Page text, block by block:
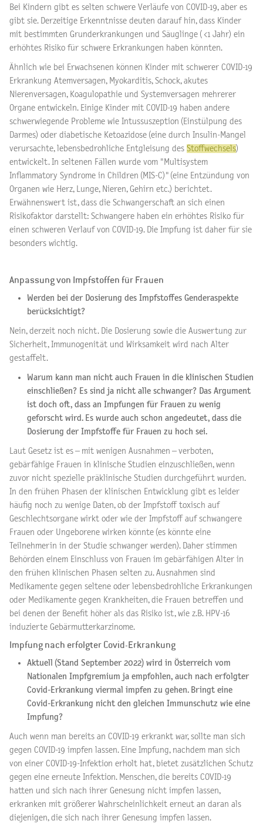
Bei Kindern gibt es selten schwere Verläufe von COVID-19, aber es
gibt sie. Derzeitige Erkenntnisse deuten darauf hin, dass Kinder
mit bestimmten Grunderkrankungen und Säuglinge ( <1 Jahr) ein
erhöhtes Risiko für schwere Erkrankungen haben könnten.
Ähnlich wie bei Erwachsenen können Kinder mit schwerer COVID-19
Erkrankung Atemversagen, Myokarditis, Schock, akutes
Nierenversagen, Koagulopathie und Systemversagen mehrerer
Organe entwickeln. Einige Kinder mit COVID-19 haben andere
schwerwiegende Probleme wie Intussuszeption (Einstülpung des
Darmes) oder diabetische Ketoazidose (eine durch Insulin-Mangel
verursachte, lebensbedrohliche Entgleisung des Stoffwechsels)
entwickelt. In seltenen Fällen wurde vom "Multisystem
Inflammatory Syndrome in Children (MIS-C)" (eine Entzündung von
Organen wie Herz, Lunge, Nieren, Gehirn etc.) berichtet.
Erwähnenswert ist, dass die Schwangerschaft an sich einen
Risikofaktor darstellt: Schwangere haben ein erhöhtes Risiko für
einen schweren Verlauf von COVID-19. Die Impfung ist daher für sie
besonders wichtig.
Anpassung von Impfstoffen für Frauen
Werden bei der Dosierung des Impfstoffes Genderaspekte
berücksichtigt?
Nein, derzeit noch nicht. Die Dosierung sowie die Auswertung zur
Sicherheit, Immunogenität und Wirksamkeit wird nach Alter
gestaffelt.
Warum kann man nicht auch Frauen in die klinischen Studien
einschließen? Es sind ja nicht alle schwanger? Das Argument
ist doch oft, dass an Impfungen für Frauen zu wenig
geforscht wird. Es wurde auch schon angedeutet, dass die
Dosierung der Impfstoffe für Frauen zu hoch sei.
Laut Gesetz ist es – mit wenigen Ausnahmen – verboten,
gebärfähige Frauen in klinische Studien einzuschließen, wenn
zuvor nicht spezielle präklinische Studien durchgeführt wurden.
In den frühen Phasen der klinischen Entwicklung gibt es leider
häufig noch zu wenige Daten, ob der Impfstoff toxisch auf
Geschlechtsorgane wirkt oder wie der Impfstoff auf schwangere
Frauen oder Ungeborene wirken könnte (es könnte eine
Teilnehmerin in der Studie schwanger werden). Daher stimmen
Behörden einem Einschluss von Frauen im gebärfähigen Alter in
den frühen klinischen Phasen selten zu. Ausnahmen sind
Medikamente gegen seltene oder lebensbedrohliche Erkrankungen
oder Medikamente gegen Krankheiten, die Frauen betreffen und
bei denen der Benefit höher als das Risiko ist, wie z.B. HPV-16
induzierte Gebärmutterkarzinome.
Impfung nach erfolgter Covid-Erkrankung
Aktuell (Stand September 2022) wird in Österreich vom
Nationalen Impfgremium ja empfohlen, auch nach erfolgter
Covid-Erkrankung viermal impfen zu gehen. Bringt eine
Covid-Erkrankung nicht den gleichen Immunschutz wie eine
Impfung?
Auch wenn man bereits an COVID-19 erkrankt war, sollte man sich
gegen COVID-19 impfen lassen. Eine Impfung, nachdem man sich
von einer COVID-19-Infektion erholt hat, bietet zusätzlichen Schutz
gegen eine erneute Infektion. Menschen, die bereits COVID-19
hatten und sich nach ihrer Genesung nicht impfen lassen,
erkranken mit größerer Wahrscheinlichkeit erneut an daran als
diejenigen, die sich nach ihrer Genesung impfen lassen.